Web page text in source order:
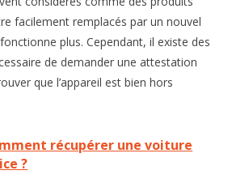
facilement remplacés par un nouvel
plus. Cependant, il existe des
de demander une attestation
que l’appareil est bien hors
récupérer une voiture
?